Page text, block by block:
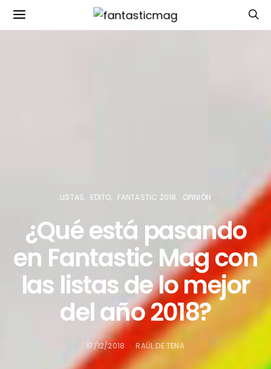
LISTAS EDITO FANTASTIC 2018 OPINIÓN
¿Qué está pasando
en Fantastic Mag con
las listas de lo mejor
del año 2018?
17/12/2018 RAÜL DE TENA